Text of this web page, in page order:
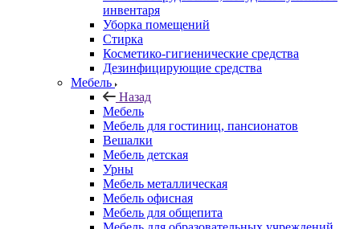
инвентаря
Уборка помещений
Стирка
Косметико-гигиенические средства
Дезинфицирующие средства
Мебель
Назад
Мебель
Мебель для гостиниц, пансионатов
Вешалки
Мебель детская
Урны
Мебель металлическая
Мебель офисная
Мебель для общепита